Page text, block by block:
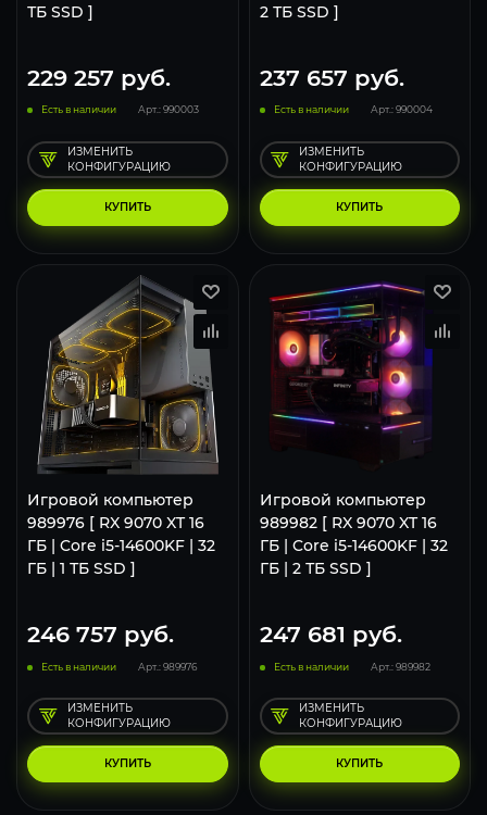
ТБ SSD ]
229 257 руб.
Есть в наличии Арт.: 990003
КУПИТЬ
ИЗМЕНИТЬ
КОНФИГУРАЦИЮ
2 ТБ SSD ]
237 657 руб.
Есть в наличии Арт.: 990004
КУПИТЬ
ИЗМЕНИТЬ
КОНФИГУРАЦИЮ
Игровой компьютер
989976 [ RX 9070 XT 16
ГБ | Core i5-14600KF | 32
ГБ | 1 ТБ SSD ]
246 757 руб.
Есть в наличии Арт.: 989976
КУПИТЬ
ИЗМЕНИТЬ
КОНФИГУРАЦИЮ
Игровой компьютер
989982 [ RX 9070 XT 16
ГБ | Core i5-14600KF | 32
ГБ | 2 ТБ SSD ]
247 681 руб.
Есть в наличии Арт.: 989982
КУПИТЬ
ИЗМЕНИТЬ
КОНФИГУРАЦИЮ